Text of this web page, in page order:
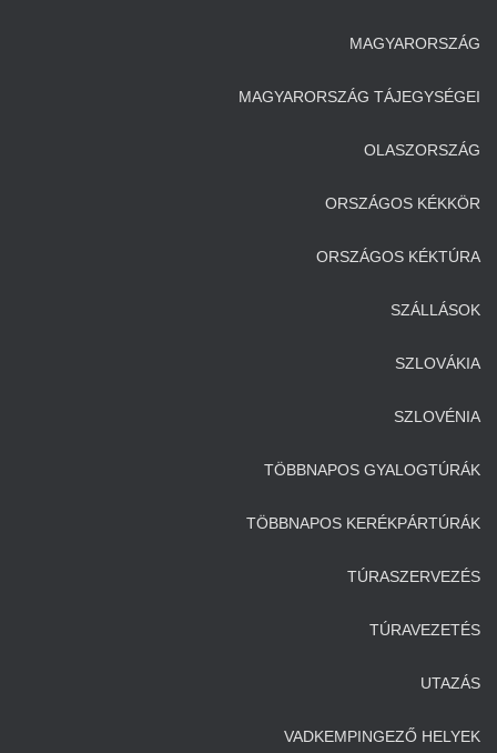
MAGYARORSZÁG
MAGYARORSZÁG TÁJEGYSÉGEI
OLASZORSZÁG
ORSZÁGOS KÉKKÖR
ORSZÁGOS KÉKTÚRA
SZÁLLÁSOK
SZLOVÁKIA
SZLOVÉNIA
TÖBBNAPOS GYALOGTÚRÁK
TÖBBNAPOS KERÉKPÁRTÚRÁK
TÚRASZERVEZÉS
TÚRAVEZETÉS
UTAZÁS
VADKEMPINGEZŐ HELYEK